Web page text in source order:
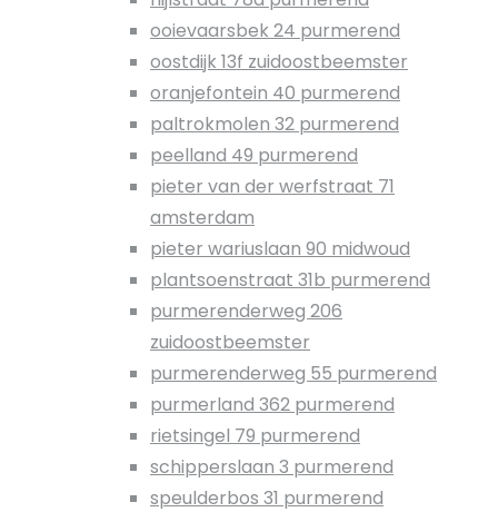
ooievaarsbek 24 purmerend
oostdijk 13f zuidoostbeemster
oranjefontein 40 purmerend
paltrokmolen 32 purmerend
peelland 49 purmerend
pieter van der werfstraat 71
amsterdam
pieter wariuslaan 90 midwoud
plantsoenstraat 31b purmerend
purmerenderweg 206
zuidoostbeemster
purmerenderweg 55 purmerend
purmerland 362 purmerend
rietsingel 79 purmerend
schipperslaan 3 purmerend
speulderbos 31 purmerend